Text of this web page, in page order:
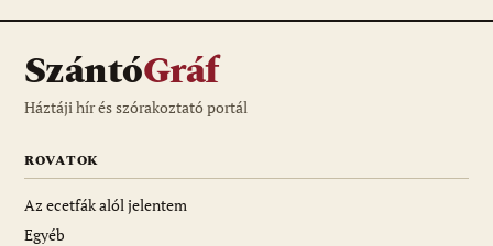
SzántóGráf
Háztáji hír és szórakoztató portál
ROVATOK
Az ecetfák alól jelentem
Egyéb